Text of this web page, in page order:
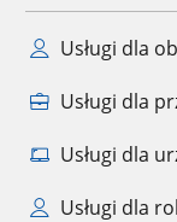
Usługi dla
Usługi dla
Usługi dla
Usługi dla
Z